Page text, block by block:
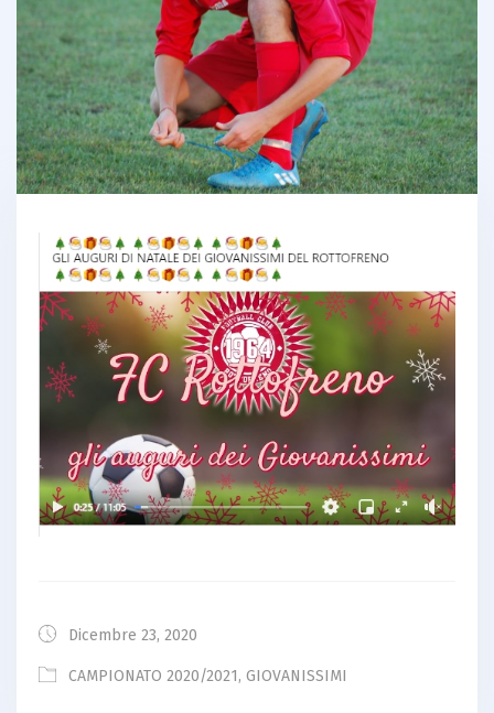
Dicembre 23, 2020
CAMPIONATO 2020/2021, GIOVANISSIMI